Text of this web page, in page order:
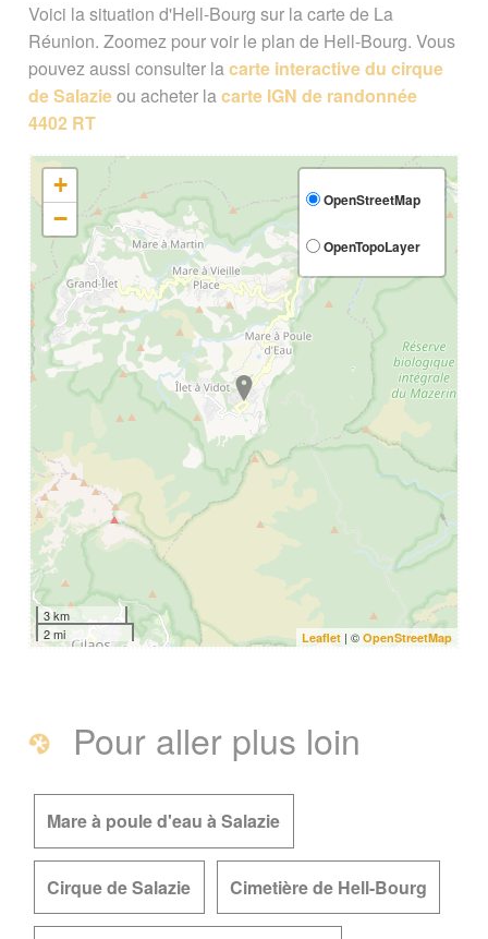
Voici la situation d'Hell-Bourg sur la carte de La
Réunion. Zoomez pour voir le plan de Hell-Bourg. Vous
pouvez aussi consulter lacarte interactive du cirque
de Salazieou acheter lacarte IGN de randonnée
4402 RT
+
−
OpenStreetMap
OpenTopoLayer
3 km
2 mi
Leaflet | ©OpenStreetMap
Pour aller plus loin
Mare à poule d'eau à Salazie
Cirque de Salazie Cimetière de Hell-Bourg